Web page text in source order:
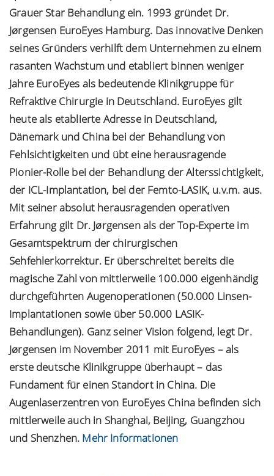
Grauer Star Behandlung ein. 1993 gründet Dr.
Jørgensen EuroEyes Hamburg. Das innovative Denken
seines Gründers verhilft dem Unternehmen zu einem
rasanten Wachstum und etabliert binnen weniger
Jahre EuroEyes als bedeutende Klinikgruppe für
Refraktive Chirurgie in Deutschland. EuroEyes gilt
heute als etablierte Adresse in Deutschland,
Dänemark und China bei der Behandlung von
Fehlsichtigkeiten und übt eine herausragende
Pionier-Rolle bei der Behandlung der Alterssichtigkeit,
der ICL-Implantation, bei der Femto-LASIK, u.v.m. aus.
Mit seiner absolut herausragenden operativen
Erfahrung gilt Dr. Jørgensen als der Top-Experte im
Gesamtspektrum der chirurgischen
Sehfehlerkorrektur. Er überschreitet bereits die
magische Zahl von mittlerweile 100.000 eigenhändig
durchgeführten Augenoperationen (50.000 Linsen-
Implantationen sowie über 50.000 LASIK-
Behandlungen). Ganz seiner Vision folgend, legt Dr.
Jørgensen im November 2011 mit EuroEyes – als
erste deutsche Klinikgruppe überhaupt – das
Fundament für einen Standort in China. Die
Augenlaserzentren von EuroEyes China befinden sich
mittlerweile auch in Shanghai, Beijing, Guangzhou
und Shenzhen. Mehr Informationen